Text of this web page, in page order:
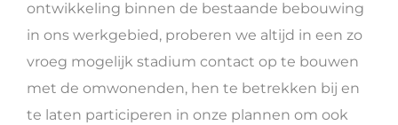
ontwikkeling binnen de bestaande bebouwing
in ons werkgebied, proberen we altijd in een zo
vroeg mogelijk stadium contact op te bouwen
met de omwonenden, hen te betrekken bij en
te laten participeren in onze plannen om ook